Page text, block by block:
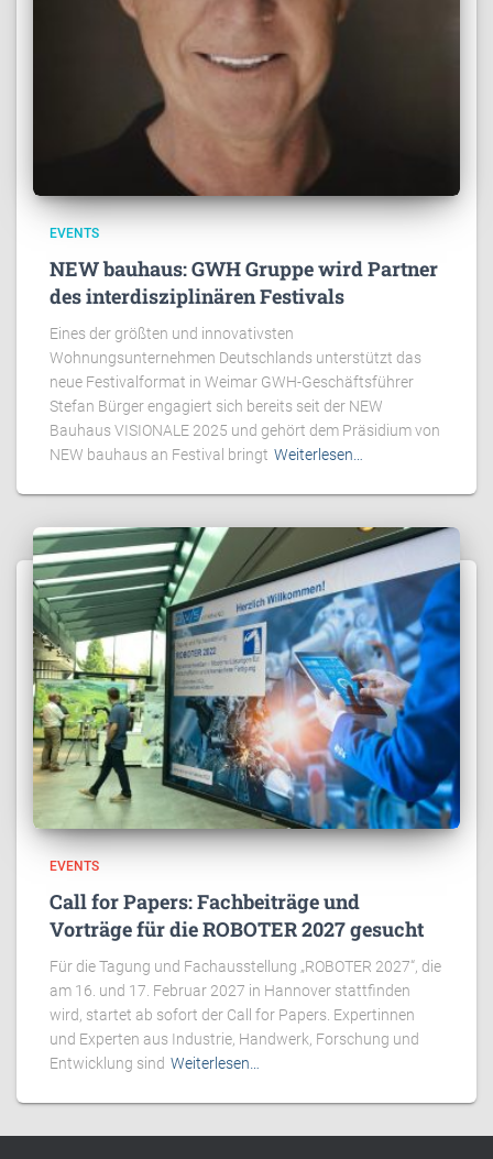
EVENTS
NEW bauhaus: GWH Gruppe wird Partner
des interdisziplinären Festivals
Eines der größten und innovativsten
Wohnungsunternehmen Deutschlands unterstützt das
neue Festivalformat in Weimar GWH-Geschäftsführer
Stefan Bürger engagiert sich bereits seit der NEW
Bauhaus VISIONALE 2025 und gehört dem Präsidium von
NEW bauhaus an Festival bringt Weiterlesen…
EVENTS
Call for Papers: Fachbeiträge und
Vorträge für die ROBOTER 2027 gesucht
Für die Tagung und Fachausstellung „ROBOTER 2027“, die
am 16. und 17. Februar 2027 in Hannover stattfinden
wird, startet ab sofort der Call for Papers. Expertinnen
und Experten aus Industrie, Handwerk, Forschung und
Entwicklung sind Weiterlesen…